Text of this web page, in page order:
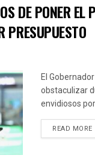
DE PONER EL
PRESUPUESTO
El
obstaculizar
envidiosos
READ MORE